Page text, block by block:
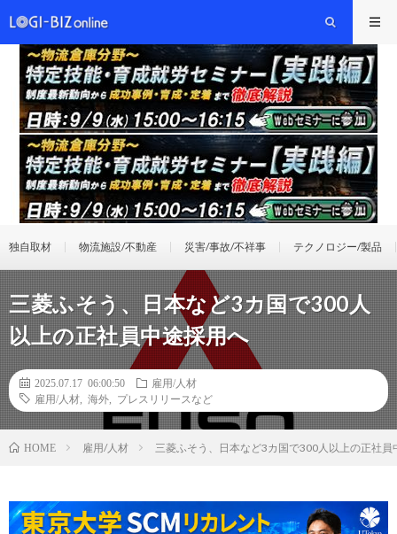
独自取材 物流施設/不動産 災害/事故/不祥事 テクノロジー/製品
三菱ふそう、日本など3カ国で300人
以上の正社員中途採用へ
2025.07.17 06:00:50
雇用/人材
雇用/人材
海外 プレスリリースなど
HOME 雇用/人材 三菱ふそう、日本など3カ国で300人以上の正社員